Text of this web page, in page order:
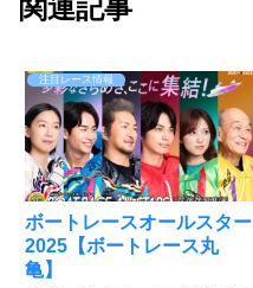
関連記事
注目レース情報
ボートレースオールスター
2025【ボートレース丸
亀】